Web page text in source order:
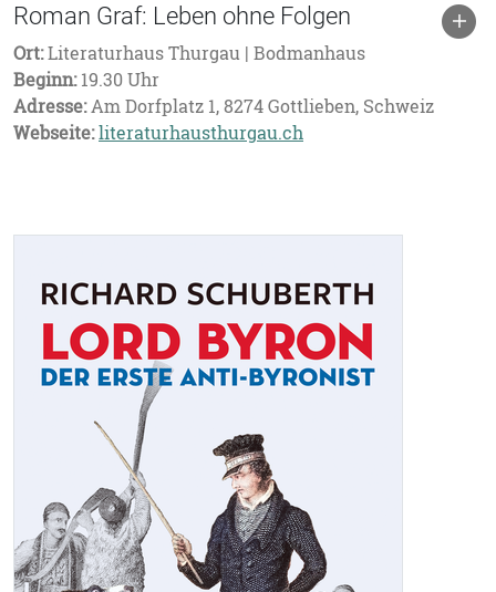
Roman Graf: Leben ohne Folgen
Ort:Literaturhaus Thurgau | Bodmanhaus
Beginn:19.30 Uhr
Adresse:Am Dorfplatz 1, 8274 Gottlieben, Schweiz
Webseite:literaturhausthurgau.ch